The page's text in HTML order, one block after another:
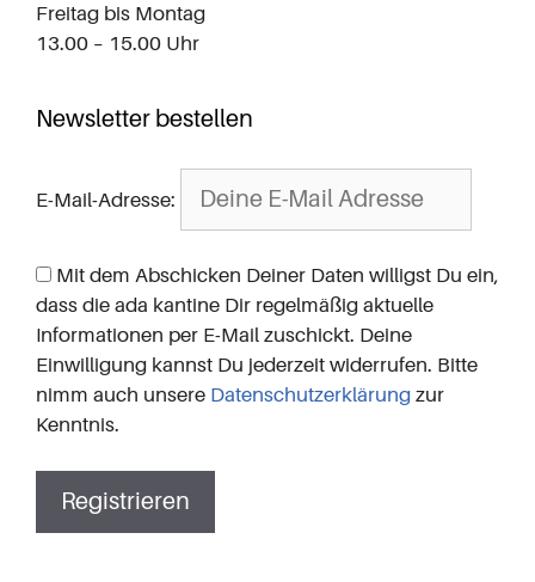
Freitag bis Montag
13.00 – 15.00 Uhr
Newsletter bestellen
E-Mail-Adresse:
Mit dem Abschicken Deiner Daten willigst Du ein,
dass die ada kantine Dir regelmäßig aktuelle
Informationen per E-Mail zuschickt. Deine
Einwilligung kannst Du jederzeit widerrufen. Bitte
nimm auch unsere Datenschutzerklärung zur
Kenntnis.